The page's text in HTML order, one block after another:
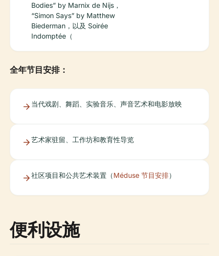
Bodies” by Marnix de Nijs，
“Simon Says” by Matthew
Biederman，以及 Soirée
Indomptée（
全年节目安排：
当代戏剧、舞蹈、实验音乐、声音艺术和电影放映
艺术家驻留、工作坊和教育性导览
社区项目和公共艺术装置（Méduse 节目安排）
便利设施